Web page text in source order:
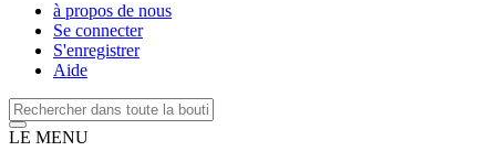
à propos de nous
Se connecter
S'enregistrer
Aide
LE MENU